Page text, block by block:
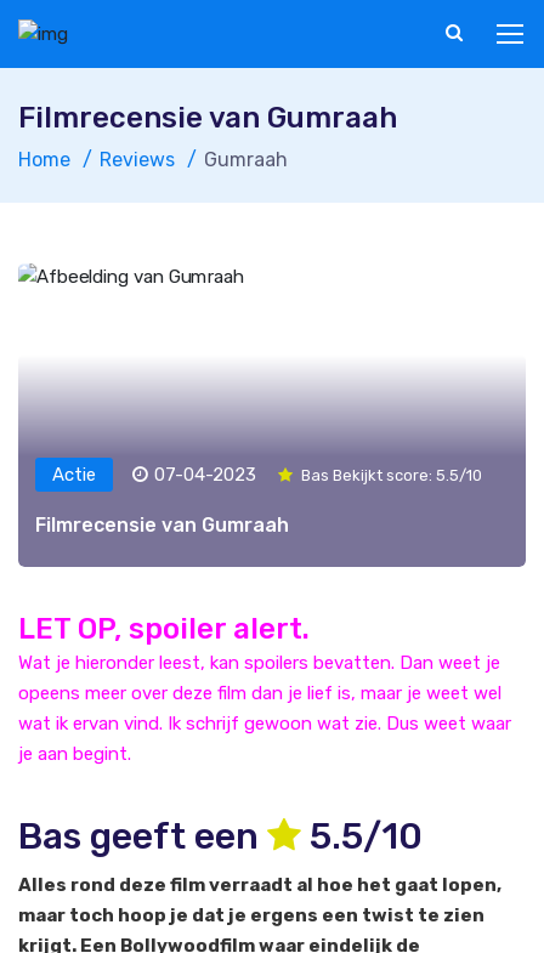
Filmrecensie van Gumraah
Home Reviews Gumraah
Actie 07-04-2023 Bas Bekijkt score: 5.5/10
Filmrecensie van Gumraah
LET OP, spoiler alert.
Wat je hieronder leest, kan spoilers bevatten. Dan weet je
opeens meer over deze film dan je lief is, maar je weet wel
wat ik ervan vind. Ik schrijf gewoon wat zie. Dus weet waar
je aan begint.
Bas geeft een 5.5/10
Alles rond deze film verraadt al hoe het gaat lopen,
maar toch hoop je dat je ergens een twist te zien
krijgt. Een Bollywoodfilm waar eindelijk de